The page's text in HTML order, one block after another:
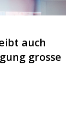
auch
grosse